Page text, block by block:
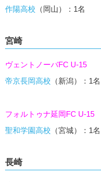
作陽高校 （岡山）：1名
宮崎
ヴェントノーバFC U-15
帝京長岡高校 （新潟）：1名
フォルトゥナ延岡FC U-15
聖和学園高校 （宮城）：1名
長崎